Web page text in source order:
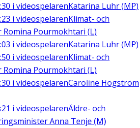
i videospelarenKatarina Luhr (MP)
i videospelarenKlimat- och
Pourmokhtari (L)
i videospelarenKatarina Luhr (MP)
i videospelarenKlimat- och
Pourmokhtari (L)
i videospelarenCaroline Högström
i videospelarenÄldre- och
Anna Tenje (M)